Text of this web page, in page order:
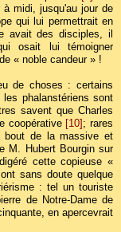
midi, jusqu'au jour de
qui lui permettrait en
avait des disciples, il
osait lui témoigner
« noble candeur » !
de choses : certains
phalanstériens sont
savent que Charles
coopérative [10] ; rares
bout de la massive et
M. Hubert Bourgin sur
cette copieuse «
sans doute quelque
: tel un touriste
de Notre-Dame de
en apercevrait